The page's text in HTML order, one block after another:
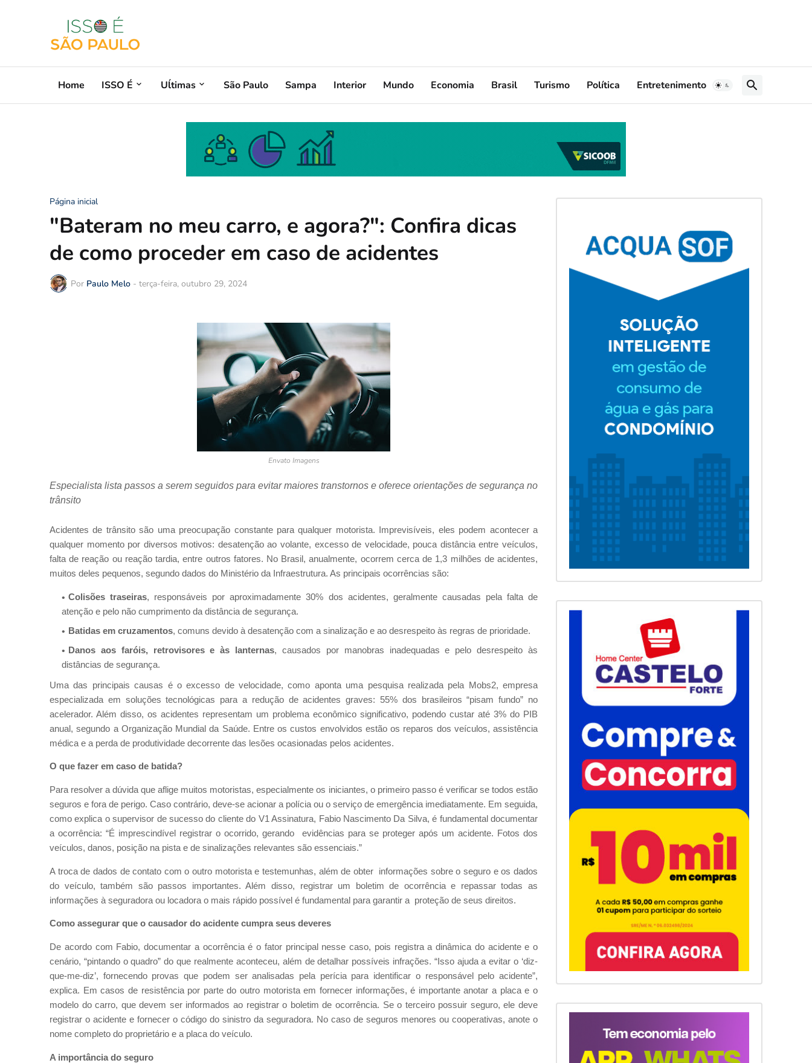
Home ISSO É Uĺtimas São Paulo Sampa Interior Mundo Economia Brasil Turismo Política Entretenimento
Página inicial
"Bateram no meu carro, e agora?": Confira dicas
de como proceder em caso de acidentes
Por Paulo Melo - terça-feira, outubro 29, 2024
Envato Imagens
Especialista lista passos a serem seguidos para evitar maiores transtornos e oferece orientações de segurança no
trânsito
Acidentes de trânsito são uma preocupação constante para qualquer motorista. Imprevisíveis, eles podem acontecer a
qualquer momento por diversos motivos: desatenção ao volante, excesso de velocidade, pouca distância entre veículos,
falta de reação ou reação tardia, entre outros fatores. No Brasil, anualmente, ocorrem cerca de 1,3 milhões de acidentes,
muitos deles pequenos, segundo dados do Ministério da Infraestrutura. As principais ocorrências são:
Colisões traseiras, responsáveis por aproximadamente 30% dos acidentes, geralmente causadas pela falta de
atenção e pelo não cumprimento da distância de segurança.
Batidas em cruzamentos, comuns devido à desatenção com a sinalização e ao desrespeito às regras de prioridade.
Danos aos faróis, retrovisores e às lanternas, causados por manobras inadequadas e pelo desrespeito às
distâncias de segurança.
Uma das principais causas é o excesso de velocidade, como aponta uma pesquisa realizada pela Mobs2, empresa
especializada em soluções tecnológicas para a redução de acidentes graves: 55% dos brasileiros “pisam fundo” no
acelerador. Além disso, os acidentes representam um problema econômico significativo, podendo custar até 3% do PIB
anual, segundo a Organização Mundial da Saúde. Entre os custos envolvidos estão os reparos dos veículos, assistência
médica e a perda de produtividade decorrente das lesões ocasionadas pelos acidentes.
O que fazer em caso de batida?
Para resolver a dúvida que aflige muitos motoristas, especialmente os iniciantes, o primeiro passo é verificar se todos estão
seguros e fora de perigo. Caso contrário, deve-se acionar a polícia ou o serviço de emergência imediatamente. Em seguida,
como explica o supervisor de sucesso do cliente do V1 Assinatura, Fabio Nascimento Da Silva, é fundamental documentar
a ocorrência: “É imprescindível registrar o ocorrido, gerando evidências para se proteger após um acidente. Fotos dos
veículos, danos, posição na pista e de sinalizações relevantes são essenciais.”
A troca de dados de contato com o outro motorista e testemunhas, além de obter informações sobre o seguro e os dados
do veículo, também são passos importantes. Além disso, registrar um boletim de ocorrência e repassar todas as
informações à seguradora ou locadora o mais rápido possível é fundamental para garantir a proteção de seus direitos.
Como assegurar que o causador do acidente cumpra seus deveres
De acordo com Fabio, documentar a ocorrência é o fator principal nesse caso, pois registra a dinâmica do acidente e o
cenário, “pintando o quadro” do que realmente aconteceu, além de detalhar possíveis infrações. “Isso ajuda a evitar o ‘diz-
que-me-diz’, fornecendo provas que podem ser analisadas pela perícia para identificar o responsável pelo acidente”,
explica. Em casos de resistência por parte do outro motorista em fornecer informações, é importante anotar a placa e o
modelo do carro, que devem ser informados ao registrar o boletim de ocorrência. Se o terceiro possuir seguro, ele deve
registrar o acidente e fornecer o código do sinistro da seguradora. No caso de seguros menores ou cooperativas, anote o
nome completo do proprietário e a placa do veículo.
A importância do seguro